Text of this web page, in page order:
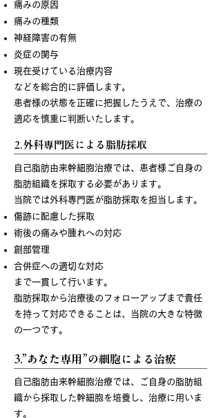
痛みの原因
痛みの種類
神経障害の有無
炎症の関与
現在受けている治療内容
などを総合的に評価します。
患者様の状態を正確に把握したうえで、治療の
適応を慎重に判断いたします。
2.外科専門医による脂肪採取
自己脂肪由来幹細胞治療では、患者様ご自身の
脂肪組織を採取する必要があります。
当院では外科専門医が脂肪採取を担当します。
傷跡に配慮した採取
術後の痛みや腫れへの対応
創部管理
合併症への適切な対応
まで一貫して行います。
脂肪採取から治療後のフォローアップまで責任
を持って対応できることは、当院の大きな特徴
の一つです。
3.”あなた専用”の細胞による治療
自己脂肪由来幹細胞治療では、ご自身の脂肪組
織から採取した幹細胞を培養し、治療に用いま
す。